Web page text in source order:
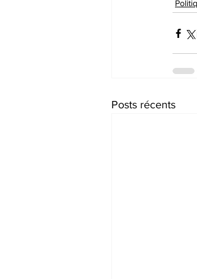
Posts récents